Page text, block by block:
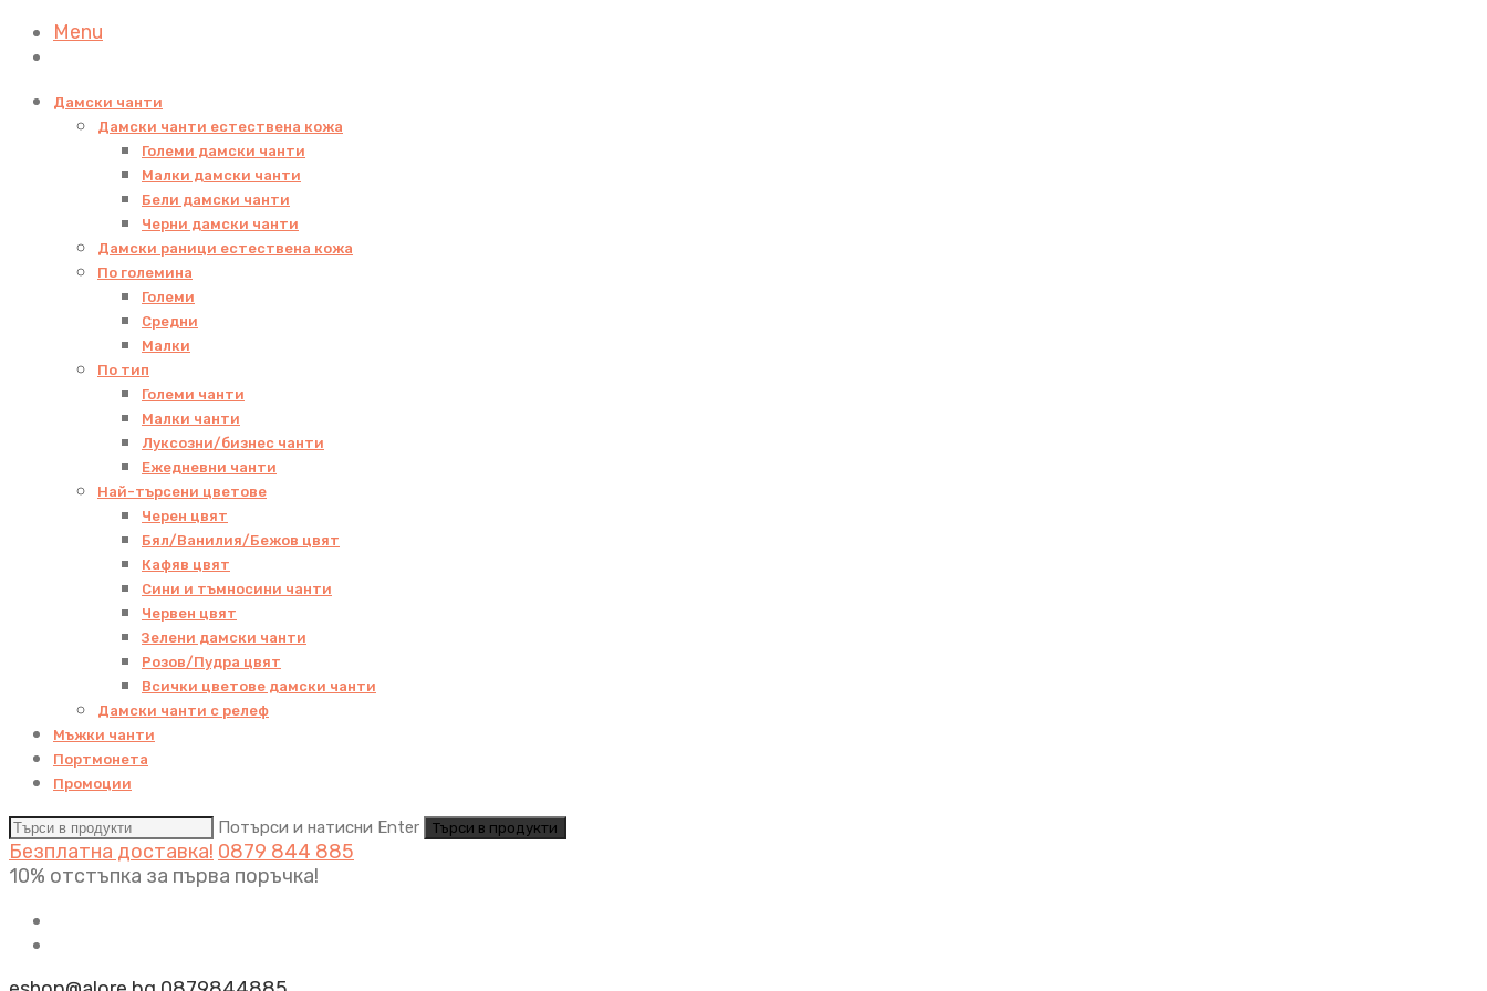
Menu
Дамски чанти
Дамски чанти естествена кожа
Големи дамски чанти
Малки дамски чанти
Бели дамски чанти
Черни дамски чанти
Дамски раници естествена кожа
По големина
Големи
Средни
Малки
По тип
Големи чанти
Малки чанти
Луксозни/бизнес чанти
Ежедневни чанти
Най-търсени цветове
Черен цвят
Бял/Ванилия/Бежов цвят
Кафяв цвят
Сини и тъмносини чанти
Червен цвят
Зелени дамски чанти
Розов/Пудра цвят
Всички цветове дамски чанти
Дамски чанти с релеф
Мъжки чанти
Портмонета
Промоции
Потърси и натисни Enter
Безплатна доставка! 0879 844 885
10% отстъпка за първа поръчка!